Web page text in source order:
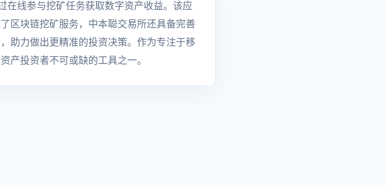
在线参与挖矿任务获取数字资产收益。该应
区块链挖矿服务，中本聪交易所还具备完善
助力做出更精准的投资决策。作为专注于移
产投资者不可或缺的工具之一。